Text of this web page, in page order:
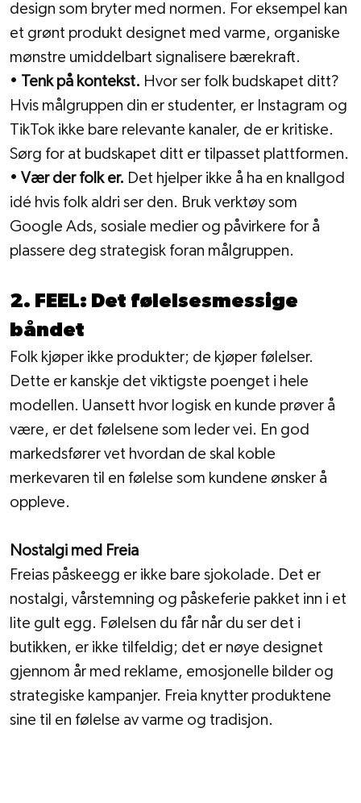
design som bryter med normen. For eksempel kan
et grønt produkt designet med varme, organiske
mønstre umiddelbart signalisere bærekraft.
• Tenk på kontekst. Hvor ser folk budskapet ditt?
Hvis målgruppen din er studenter, er Instagram og
TikTok ikke bare relevante kanaler, de er kritiske.
Sørg for at budskapet ditt er tilpasset plattformen.
• Vær der folk er. Det hjelper ikke å ha en knallgod
idé hvis folk aldri ser den. Bruk verktøy som
Google Ads, sosiale medier og påvirkere for å
plassere deg strategisk foran målgruppen.
2. FEEL: Det følelsesmessige
båndet
Folk kjøper ikke produkter; de kjøper følelser.
Dette er kanskje det viktigste poenget i hele
modellen. Uansett hvor logisk en kunde prøver å
være, er det følelsene som leder vei. En god
markedsfører vet hvordan de skal koble
merkevaren til en følelse som kundene ønsker å
oppleve.
Nostalgi med Freia
Freias påskeegg er ikke bare sjokolade. Det er
nostalgi, vårstemning og påskeferie pakket inn i et
lite gult egg. Følelsen du får når du ser det i
butikken, er ikke tilfeldig; det er nøye designet
gjennom år med reklame, emosjonelle bilder og
strategiske kampanjer. Freia knytter produktene
sine til en følelse av varme og tradisjon.